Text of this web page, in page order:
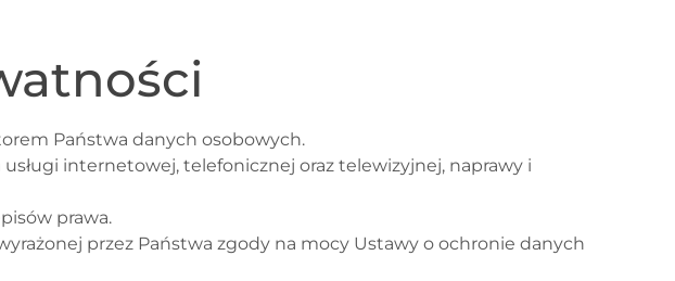
Państwa danych osobowych.
internetowej, telefonicznej oraz telewizyjnej, naprawy i
prawa.
przez Państwa zgody na mocy Ustawy o ochronie danych